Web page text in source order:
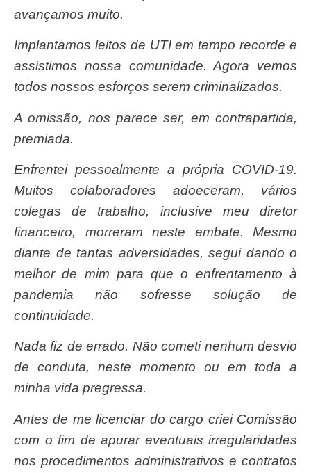
avançamos muito.
Implantamos leitos de UTI em tempo recorde e
assistimos nossa comunidade. Agora vemos
todos nossos esforços serem criminalizados.
A omissão, nos parece ser, em contrapartida,
premiada.
Enfrentei pessoalmente a própria COVID-19.
Muitos colaboradores adoeceram, vários
colegas de trabalho, inclusive meu diretor
financeiro, morreram neste embate. Mesmo
diante de tantas adversidades, segui dando o
melhor de mim para que o enfrentamento à
pandemia não sofresse solução de
continuidade.
Nada fiz de errado. Não cometi nenhum desvio
de conduta, neste momento ou em toda a
minha vida pregressa.
Antes de me licenciar do cargo criei Comissão
com o fim de apurar eventuais irregularidades
nos procedimentos administrativos e contratos